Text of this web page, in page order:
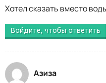
Хотел сказать вместо
Войдите, чтобы ответить
Азиза